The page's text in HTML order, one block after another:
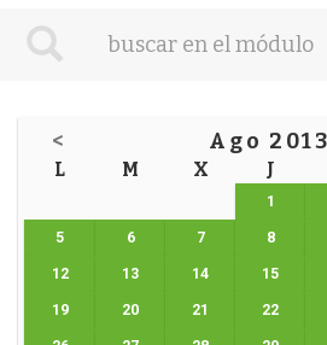
< Ago 2013
L M X J
1
5 6 7 8
12 13 14 15
19 20 21 22